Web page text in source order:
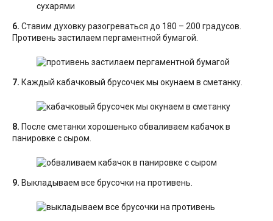
6. Ставим духовку разогреваться до 180 – 200 градусов.
Противень застилаем пергаментной бумагой.
7. Каждый кабачковый брусочек мы окунаем в сметанку.
8. После сметанки хорошенько обваливаем кабачок в
панировке с сыром.
9. Выкладываем все брусочки на противень.